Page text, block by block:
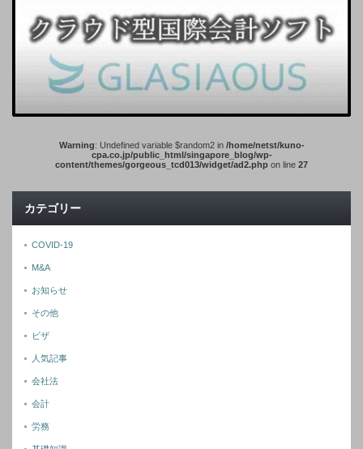
Warning: Undefined variable $random2 in /home/netst/kuno-
cpa.co.jp/public_html/singapore_blog/wp-
content/themes/gorgeous_tcd013/widget/ad2.php on line 27
カテゴリー
COVID-19
M&A
お知らせ
その他
ビザ
人気記事
会社法
会計
労務